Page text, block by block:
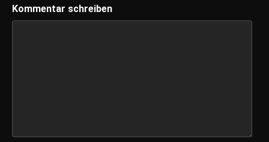
Kommentar schreiben